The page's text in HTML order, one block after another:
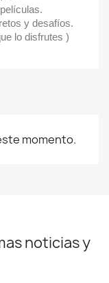
y desafíos.
lo disfrutes )
momento.
noticias y